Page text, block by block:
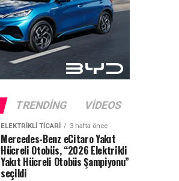
TRENDING VIDEOS
ELEKTRIKLI TICARI 3 hafta önce
Mercedes-Benz eCitaro Yakıt
Hücreli Otobüs, “2026 Elektrikli
Yakıt Hücreli Otobüs Şampiyonu”
seçildi